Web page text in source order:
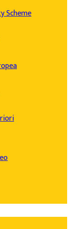
Scheme